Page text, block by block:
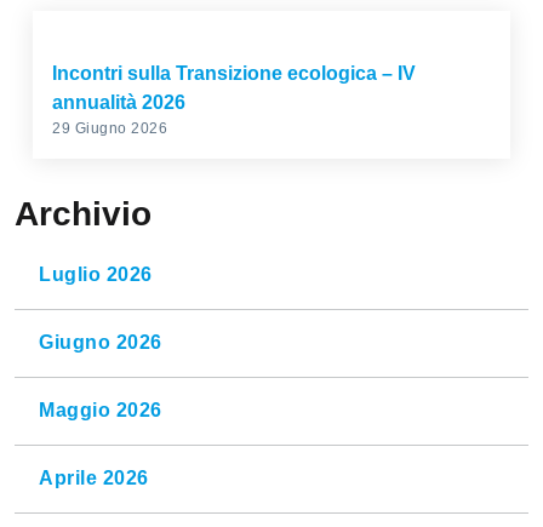
Incontri sulla Transizione ecologica – IV
annualità 2026
29 Giugno 2026
Archivio
Luglio 2026
Giugno 2026
Maggio 2026
Aprile 2026